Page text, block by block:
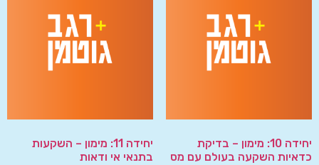
יחידה 10: מימון – בדיקת
כדאיות השקעה בעולם עם מס
יחידה 11: מימון – השקעות
בתנאי אי ודאות